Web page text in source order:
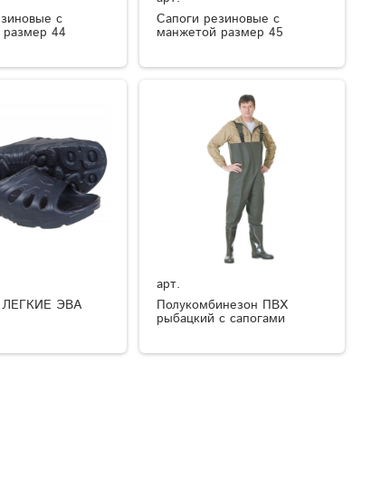
с
44
Сапоги резиновые с
манжетой размер 45
ЭВА
арт.
Полукомбинезон ПВХ
рыбацкий с сапогами